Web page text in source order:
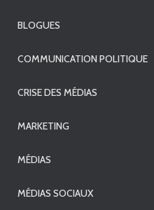
BLOGUES
COMMUNICATION POLITIQUE
CRISE DES MÉDIAS
MARKETING
MÉDIAS
MÉDIAS SOCIAUX